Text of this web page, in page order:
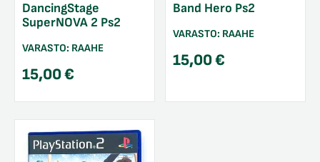
DancingStage
SuperNOVA 2 Ps2
VARASTO: RAAHE
15,00€
Band Hero Ps2
VARASTO: RAAHE
15,00€